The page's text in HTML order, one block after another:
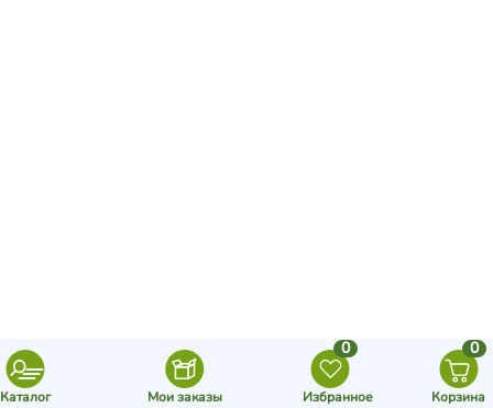
Каталог Мои заказы
0
Избранное
0
Корзина